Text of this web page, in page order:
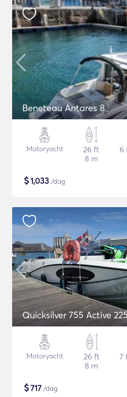
Beneteau Antares 8
Motoryacht
26 ft
8 m
6
$1,033 /dag
Quicksilver 755 Active
Motoryacht
26 ft
8 m
7
$717 /dag